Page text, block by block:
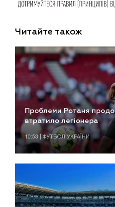
Читайте також
Проблеми Ротаня
втратило легіонера
10:53 | ФУТБОЛ УКРАЇНИ